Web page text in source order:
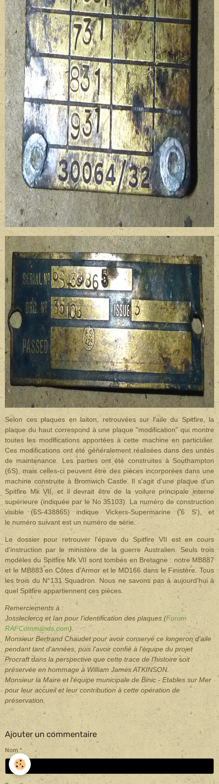
Selon ces plaques en laiton, retrouvées sur l'aile du Spitfire, la
plaque du haut correspond à une plaque "modification" qui montre
toutes les modifications apportées à cette machine en particulier.
Ces modifications ont été généralement réalisées dans des unités
de maintenance. Les parties ont été construites à Southampton
(6S), mais celles-ci peuvent être des pièces incorporées dans une
machine construite à Bromwich Castle. Il s'agit d'une plaque d'un
Spitfire Mk VII, et il devrait être de la voilure principale interne
supérieure (indiquée par le No 35103). La numéro de construction
visible (6S-438865) indique Vickers-Supermarine ('6 S'), et
le numéro suivant est un numéro de série.
Le dossier pour retrouver l'épave du Spitfire VII est en cours
d'instruction par le ministère de la guerre Australien.Seuls trois
modèles du Spitfire Mk VII sont tombés en Bretagne : notre MB887
et le MB883 en Côtes d'Armor et le MD166 dans le Finistère. Tous
les trois du N°131 Squadron. Nous ne savons pas à aujourd'hui à
quel Spitfire appartiennent ces pièces.
Remerciements à :
Jossleclercq et Ian pour l'identification des plaques (Forum
RAFCommands.com).
Monsieur Bertrand Chaudet pour avoir conservé ce longeron d'aile
pendant tant d'années, puis l'avoir confié à l'équipe du projet
Procraft dans la perspective que cette trace de l'histoire soit
préservée en hommage à William James ATKINSON.
Monsieur la Maire et l'équipe municipale de Binic - Etables sur Mer
pour leur accueil et leur contribution à cette opération de
préservation.
Ajouter un commentaire
Nom